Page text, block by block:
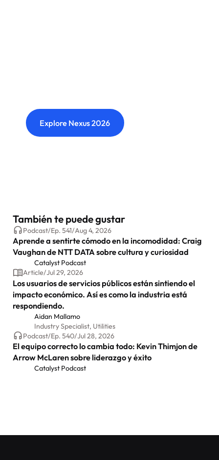
Explore Nexus 2026
También te puede gustar
Podcast/Ep. 541/Aug 4, 2026
Aprende a sentirte cómodo en la incomodidad: Craig
Vaughan de NTT DATA sobre cultura y curiosidad
Catalyst Podcast
Article/Jul 29, 2026
Los usuarios de servicios públicos están sintiendo el
impacto económico. Así es como la industria está
respondiendo.
Aidan Mallamo
Industry Specialist, Utilities
Podcast/Ep. 540/Jul 28, 2026
El equipo correcto lo cambia todo: Kevin Thimjon de
Arrow McLaren sobre liderazgo y éxito
Catalyst Podcast